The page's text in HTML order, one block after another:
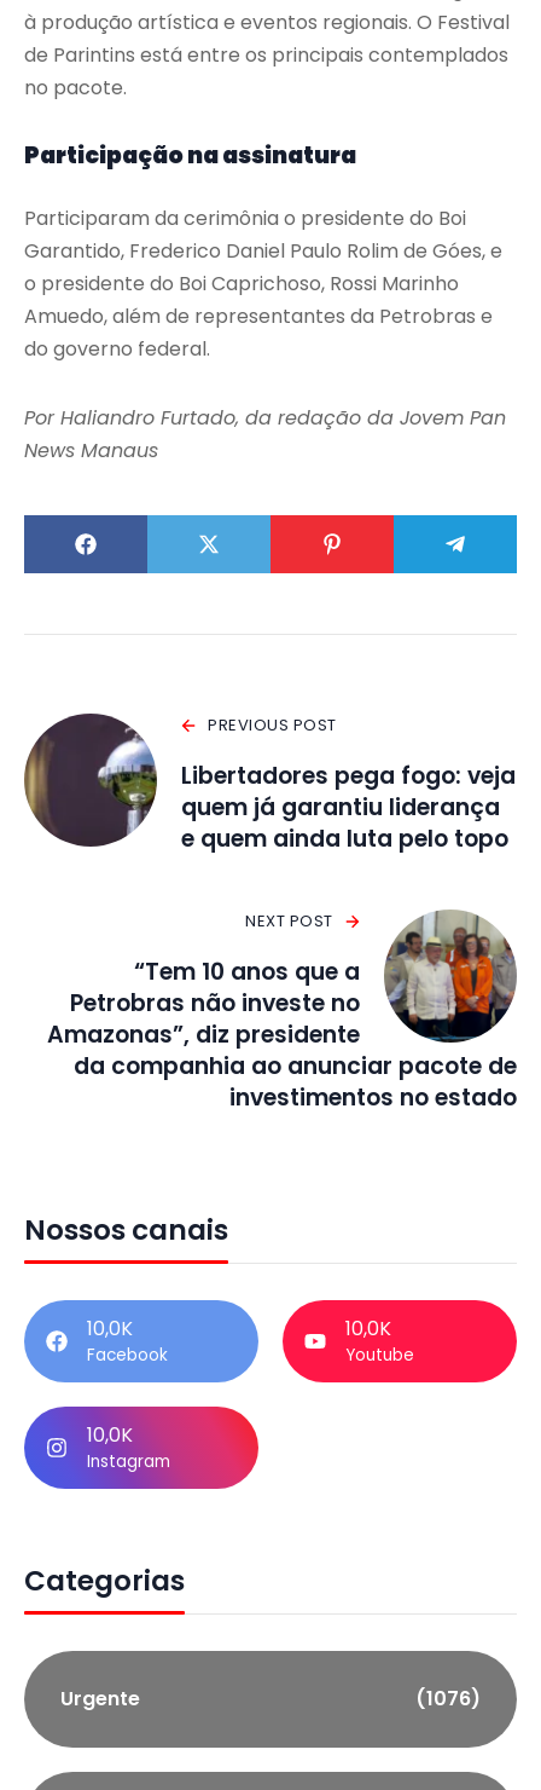
à produção artística e eventos regionais. O Festival
de Parintins está entre os principais contemplados
no pacote.
Participação na assinatura
Participaram da cerimônia o presidente do Boi
Garantido, Frederico Daniel Paulo Rolim de Góes, e
o presidente do Boi Caprichoso, Rossi Marinho
Amuedo, além de representantes da Petrobras e
do governo federal.
Por Haliandro Furtado, da redação da Jovem Pan
News Manaus
PREVIOUS POST
Libertadores pega fogo: veja
quem já garantiu liderança
e quem ainda luta pelo topo
NEXT POST
“Tem 10 anos que a
Petrobras não investe no
Amazonas”, diz presidente
da companhia ao anunciar pacote de
investimentos no estado
Nossos canais
10,0K
Facebook
10,0K
Youtube
10,0K
Instagram
Categorias
Urgente (1076)